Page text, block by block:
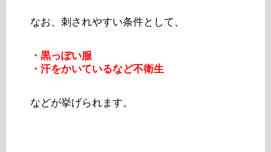
なお、刺されやすい条件として、
・黒っぽい服
・汗をかいているなど不衛生
などが挙げられます。